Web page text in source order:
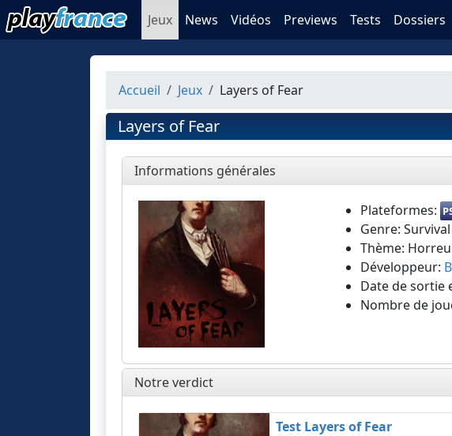
Jeux News Vidéos Previews Tests Dossiers
Accueil Jeux Layers of Fear
Layers of Fear
Informations générales
Plateformes:
Genre:
Thème:
Développeur:
Date de sortie
Nombre de
Notre verdict
Test Layers of Fear